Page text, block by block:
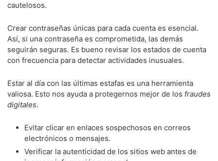
cautelosos.
Crear contraseñas únicas para cada cuenta es esencial.
Así, si una contraseña es comprometida, las demás
seguirán seguras. Es bueno revisar los estados de cuenta
con frecuencia para detectar actividades inusuales.
Estar al día con las últimas estafas es una herramienta
valiosa. Esto nos ayuda a protegernos mejor de los fraudes
digitales.
Evitar clicar en enlaces sospechosos en correos
electrónicos o mensajes.
Verificar la autenticidad de los sitios web antes de